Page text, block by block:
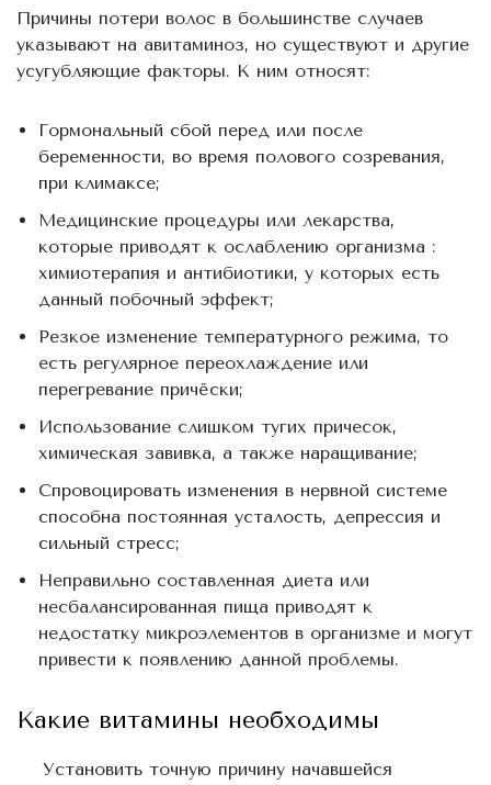
Причины потери волос в большинстве случаев
указывают на авитаминоз, но существуют и другие
усугубляющие факторы. К ним относят:
Гормональный сбой перед или после
беременности, во время полового созревания,
при климаксе;
Медицинские процедуры или лекарства,
которые приводят к ослаблению организма :
химиотерапия и антибиотики, у которых есть
данный побочный эффект;
Резкое изменение температурного режима, то
есть регулярное переохлаждение или
перегревание причёски;
Использование слишком тугих причесок,
химическая завивка, а также наращивание;
Спровоцировать изменения в нервной системе
способна постоянная усталость, депрессия и
сильный стресс;
Неправильно составленная диета или
несбалансированная пища приводят к
недостатку микроэлементов в организме и могут
привести к появлению данной проблемы.
Какие витамины необходимы
Установить точную причину начавшейся